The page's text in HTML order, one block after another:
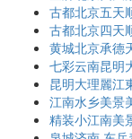
古都北京五天
古都北京四天
黄城北京承德
七彩云南昆明
昆明大理麗江
江南水乡美景
精装小江南美